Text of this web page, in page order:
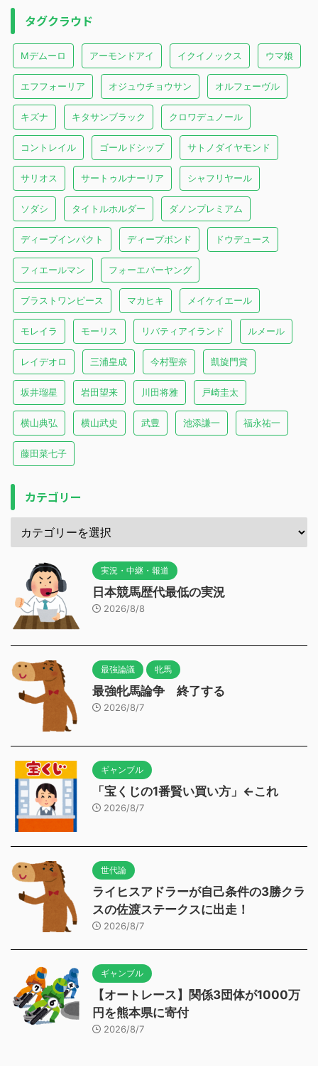
タグクラウド
Mデムーロ アーモンドアイ イクイノックス ウマ娘
エフフォーリア オジュウチョウサン オルフェーヴル
キズナ キタサンブラック クロワデュノール
コントレイル ゴールドシップ サトノダイヤモンド
サリオス サートゥルナーリア シャフリヤール
ソダシ タイトルホルダー ダノンプレミアム
ディープインパクト ディープボンド ドウデュース
フィエールマン フォーエバーヤング
ブラストワンピース マカヒキ メイケイエール
モレイラ モーリス リバティアイランド ルメール
レイデオロ 三浦皇成 今村聖奈 凱旋門賞
坂井瑠星 岩田望来 川田将雅 戸崎圭太
横山典弘 横山武史 武豊 池添謙一 福永祐一
藤田菜七子
カテゴリー
実況・中継・報道
日本競馬歴代最低の実況
2026/8/8
最強論議 牝馬
最強牝馬論争 終了する
2026/8/7
ギャンブル
「宝くじの1番賢い買い方」←これ
2026/8/7
世代論
ライヒスアドラーが自己条件の3勝クラ
スの佐渡ステークスに出走！
2026/8/7
ギャンブル
【オートレース】関係3団体が1000万
円を熊本県に寄付
2026/8/7